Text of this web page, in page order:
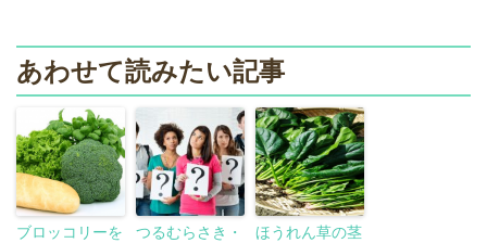
あわせて読みたい記事
ブロッコリーを
つるむらさき・
ほうれん草の茎